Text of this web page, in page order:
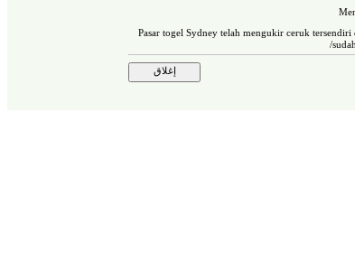
Pasar togel Sydney telah mengukir ceruk